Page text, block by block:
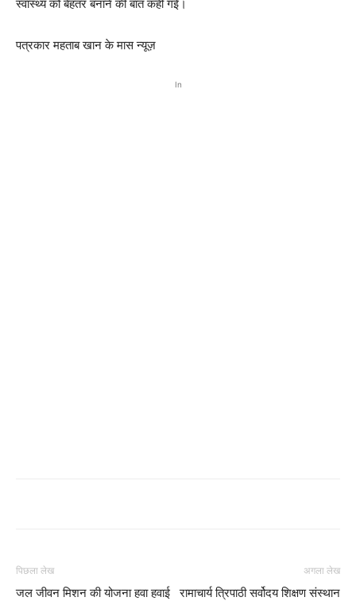
स्वास्थ्य को बेहतर बनाने की बात कही गई।
पत्रकार महताब खान के मास न्यूज़
In
पिछला लेख
जल जीवन मिशन की योजना हवा हवाई
अगला लेख
रामाचार्य त्रिपाठी सर्वोदय शिक्षण संस्थान